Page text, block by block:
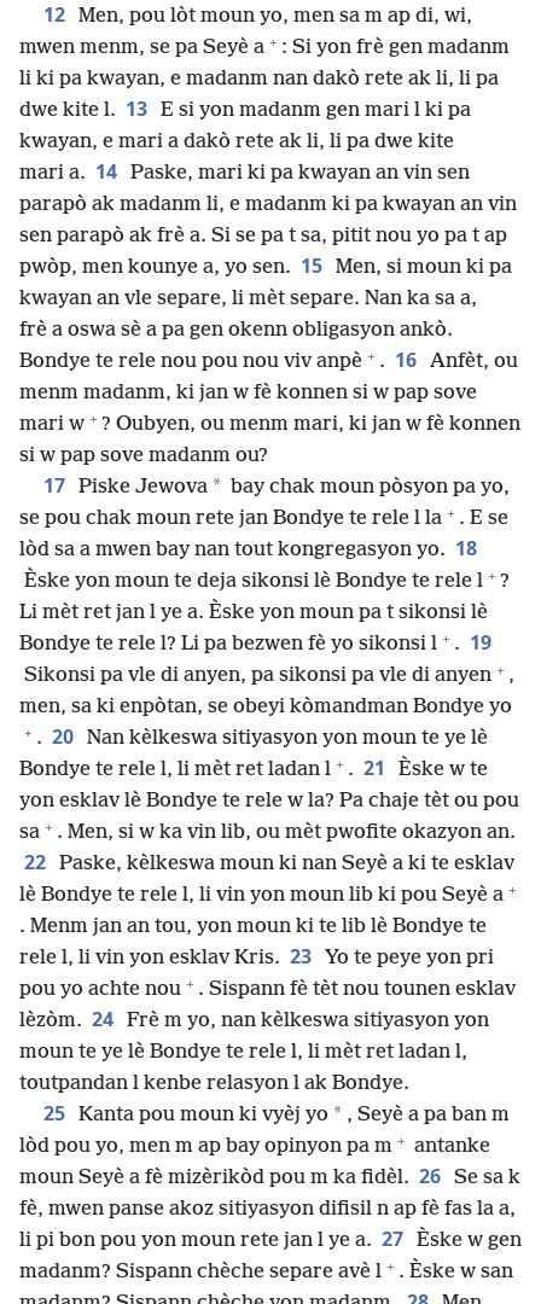
12 Men, pou lòt moun yo, men sa m ap di, wi,
mwen menm, se pa Seyè a + : Si yon frè gen madanm
li ki pa kwayan, e madanm nan dakò rete ak li, li pa
dwe kite l. 13 E si yon madanm gen mari l ki pa
kwayan, e mari a dakò rete ak li, li pa dwe kite
mari a. 14 Paske, mari ki pa kwayan an vin sen
parapò ak madanm li, e madanm ki pa kwayan an vin
sen parapò ak frè a. Si se pa t sa, pitit nou yo pa t ap
pwòp, men kounye a, yo sen. 15 Men, si moun ki pa
kwayan an vle separe, li mèt separe. Nan ka sa a,
frè a oswa sè a pa gen okenn obligasyon ankò.
Bondye te rele nou pou nou viv anpè + . 16 Anfèt, ou
menm madanm, ki jan w fè konnen si w pap sove
mari w + ? Oubyen, ou menm mari, ki jan w fè konnen
si w pap sove madanm ou?
17 Piske Jewova * bay chak moun pòsyon pa yo,
se pou chak moun rete jan Bondye te rele l la + . E se
lòd sa a mwen bay nan tout kongregasyon yo. 18
Èske yon moun te deja sikonsi lè Bondye te rele l + ?
Li mèt ret jan l ye a. Èske yon moun pa t sikonsi lè
Bondye te rele l? Li pa bezwen fè yo sikonsi l + . 19
Sikonsi pa vle di anyen, pa sikonsi pa vle di anyen + ,
men, sa ki enpòtan, se obeyi kòmandman Bondye yo
+ . 20 Nan kèlkeswa sitiyasyon yon moun te ye lè
Bondye te rele l, li mèt ret ladan l + . 21
Èske w te
yon esklav lè Bondye te rele w la? Pa chaje tèt ou pou
sa + . Men, si w ka vin lib, ou mèt pwofite okazyon an.
22 Paske, kèlkeswa moun ki nan Seyè a ki te esklav
lè Bondye te rele l, li vin yon moun lib ki pou Seyè a +
. Menm jan an tou, yon moun ki te lib lè Bondye te
rele l, li vin yon esklav Kris. 23
Yo te peye yon pri
pou yo achte nou + . Sispann fè tèt nou tounen esklav
lèzòm. 24 Frè m yo, nan kèlkeswa sitiyasyon yon
moun te ye lè Bondye te rele l, li mèt ret ladan l,
toutpandan l kenbe relasyon l ak Bondye.
25 Kanta pou moun ki vyèj yo * , Seyè a pa ban m
lòd pou yo, men m ap bay opinyon pa m + antanke
moun Seyè a fè mizèrikòd pou m ka fidèl. 26 Se sa k
fè, mwen panse akoz sitiyasyon difisil n ap fè fas la a,
li pi bon pou yon moun rete jan l ye a. 27 Èske w gen
madanm? Sispann chèche separe avè l + . Èske w san